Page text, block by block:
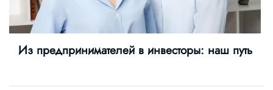
Из предпринимателей в инвесторы: наш путь